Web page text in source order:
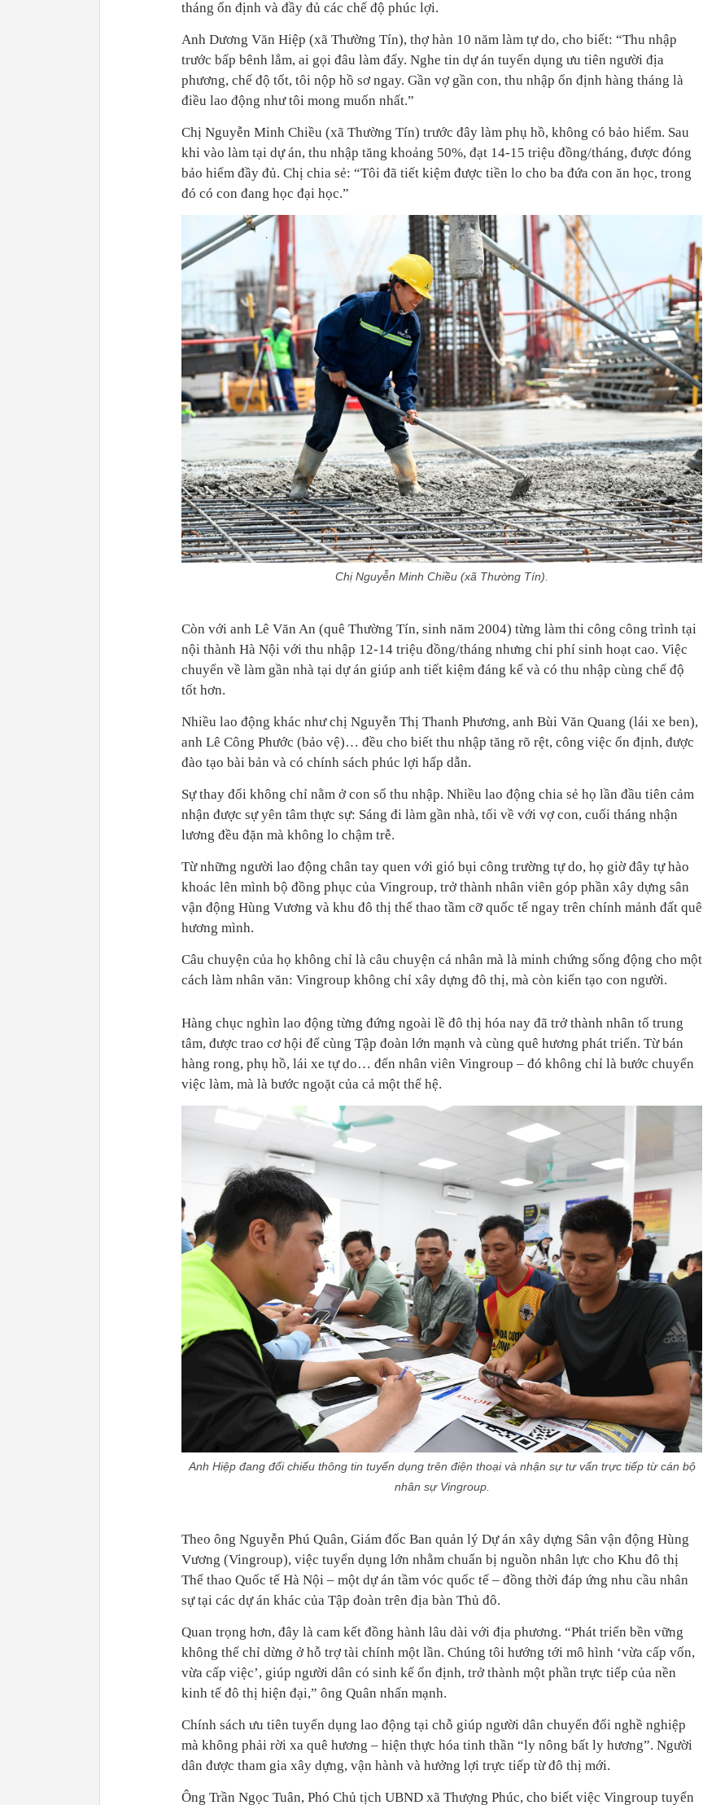
tháng ổn định và đầy đủ các chế độ phúc lợi.
Anh Dương Văn Hiệp (xã Thường Tín), thợ hàn 10 năm làm tự do, cho biết: “Thu nhập
trước bấp bênh lắm, ai gọi đâu làm đấy. Nghe tin dự án tuyển dụng ưu tiên người địa
phương, chế độ tốt, tôi nộp hồ sơ ngay. Gần vợ gần con, thu nhập ổn định hàng tháng là
điều lao động như tôi mong muốn nhất.”
Chị Nguyễn Minh Chiều (xã Thường Tín) trước đây làm phụ hồ, không có bảo hiểm. Sau
khi vào làm tại dự án, thu nhập tăng khoảng 50%, đạt 14-15 triệu đồng/tháng, được đóng
bảo hiểm đầy đủ. Chị chia sẻ: “Tôi đã tiết kiệm được tiền lo cho ba đứa con ăn học, trong
đó có con đang học đại học.”
Chị Nguyễn Minh Chiều (xã Thường Tín).
Còn với anh Lê Văn An (quê Thường Tín, sinh năm 2004) từng làm thi công công trình tại
nội thành Hà Nội với thu nhập 12-14 triệu đồng/tháng nhưng chi phí sinh hoạt cao. Việc
chuyển về làm gần nhà tại dự án giúp anh tiết kiệm đáng kể và có thu nhập cùng chế độ
tốt hơn.
Nhiều lao động khác như chị Nguyễn Thị Thanh Phương, anh Bùi Văn Quang (lái xe ben),
anh Lê Công Phước (bảo vệ)… đều cho biết thu nhập tăng rõ rệt, công việc ổn định, được
đào tạo bài bản và có chính sách phúc lợi hấp dẫn.
Sự thay đổi không chỉ nằm ở con số thu nhập. Nhiều lao động chia sẻ họ lần đầu tiên cảm
nhận được sự yên tâm thực sự: Sáng đi làm gần nhà, tối về với vợ con, cuối tháng nhận
lương đều đặn mà không lo chậm trễ.
Từ những người lao động chân tay quen với gió bụi công trường tự do, họ giờ đây tự hào
khoác lên mình bộ đồng phục của Vingroup, trở thành nhân viên góp phần xây dựng sân
vận động Hùng Vương và khu đô thị thể thao tầm cỡ quốc tế ngay trên chính mảnh đất quê
hương mình.
Câu chuyện của họ không chỉ là câu chuyện cá nhân mà là minh chứng sống động cho một
cách làm nhân văn: Vingroup không chỉ xây dựng đô thị, mà còn kiến tạo con người.
Hàng chục nghìn lao động từng đứng ngoài lề đô thị hóa nay đã trở thành nhân tố trung
tâm, được trao cơ hội để cùng Tập đoàn lớn mạnh và cùng quê hương phát triển. Từ bán
hàng rong, phụ hồ, lái xe tự do… đến nhân viên Vingroup – đó không chỉ là bước chuyển
việc làm, mà là bước ngoặt của cả một thế hệ.
Anh Hiệp đang đối chiếu thông tin tuyển dụng trên điện thoại và nhận sự tư vấn trực tiếp từ cán bộ
nhân sự Vingroup.
Theo ông Nguyễn Phú Quân, Giám đốc Ban quản lý Dự án xây dựng Sân vận động Hùng
Vương (Vingroup), việc tuyển dụng lớn nhằm chuẩn bị nguồn nhân lực cho Khu đô thị
Thể thao Quốc tế Hà Nội – một dự án tầm vóc quốc tế – đồng thời đáp ứng nhu cầu nhân
sự tại các dự án khác của Tập đoàn trên địa bàn Thủ đô.
Quan trọng hơn, đây là cam kết đồng hành lâu dài với địa phương. “Phát triển bền vững
không thể chỉ dừng ở hỗ trợ tài chính một lần. Chúng tôi hướng tới mô hình ‘vừa cấp vốn,
vừa cấp việc’, giúp người dân có sinh kế ổn định, trở thành một phần trực tiếp của nền
kinh tế đô thị hiện đại,” ông Quân nhấn mạnh.
Chính sách ưu tiên tuyển dụng lao động tại chỗ giúp người dân chuyển đổi nghề nghiệp
mà không phải rời xa quê hương – hiện thực hóa tinh thần “ly nông bất ly hương”. Người
dân được tham gia xây dựng, vận hành và hưởng lợi trực tiếp từ đô thị mới.
Ông Trần Ngọc Tuân, Phó Chủ tịch UBND xã Thượng Phúc, cho biết việc Vingroup tuyển